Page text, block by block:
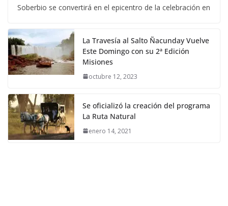
Soberbio se convertirá en el epicentro de la celebración en
La Travesía al Salto Ñacunday Vuelve
Este Domingo con su 2ª Edición
Misiones
octubre 12, 2023
Se oficializó la creación del programa
La Ruta Natural
enero 14, 2021